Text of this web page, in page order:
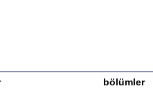
bölümler